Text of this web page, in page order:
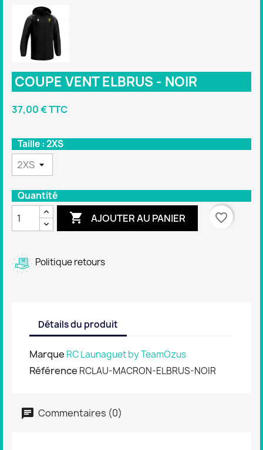
COUPE VENT ELBRUS - NOIR
37,00 € TTC
Taille : 2XS
Quantité
 AJOUTER AU PANIER favorite_border
Politique retours
Détails du produit
Marque RC Launaguet by TeamOzus
Référence RCLAU-MACRON-ELBRUS-NOIR
Commentaires (0)